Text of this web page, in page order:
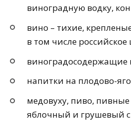
виноградную водку,
вино – тихие,
в том числе
виноградосодержащие
напитки на плодово-
медовуху, пиво,
яблочный и грушевый